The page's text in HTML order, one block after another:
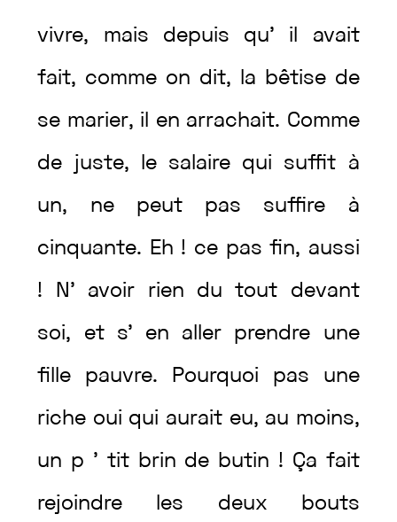
vivre, mais depuis qu’ il avait
fait, comme on dit, la bêtise de
se marier, il en arrachait. Comme
de juste, le salaire qui suffit à
un, ne peut pas suffire à
cinquante. Eh ! ce pasfin, aussi
! N’ avoir rien dutout devant
soi, et s’ en aller prendre une
fille pauvre. Pourquoi pas une
riche oui qui aurait eu, au moins,
un p ’ tit brin de butin ! Ça fait
rejoindre les deux bouts